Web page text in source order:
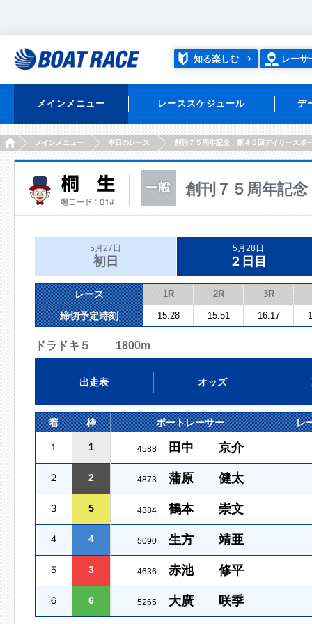
知る楽しむ レーサ
メインメニュー レーススケジュール デ
HOMEメインメニュー 本日のレース 創刊７５周年記念 第４５回デイリースポ
創刊７５周年記
5月27日
初日
5月28日
２日目
レース 1R 2R 3R
締切予定時刻 15:28 15:51 16:17
ドラドキ５ 1800m
出走表 オッズ
着 枠 ボートレーサー レ
１ 1 4588 田中 京介
２ 2 4873 蒲原 健太
３ 5 4384 鶴本 崇文
４ 4 5090 生方 靖亜
５ 3 4636 赤池 修平
６ 6 5265 大廣 咲季